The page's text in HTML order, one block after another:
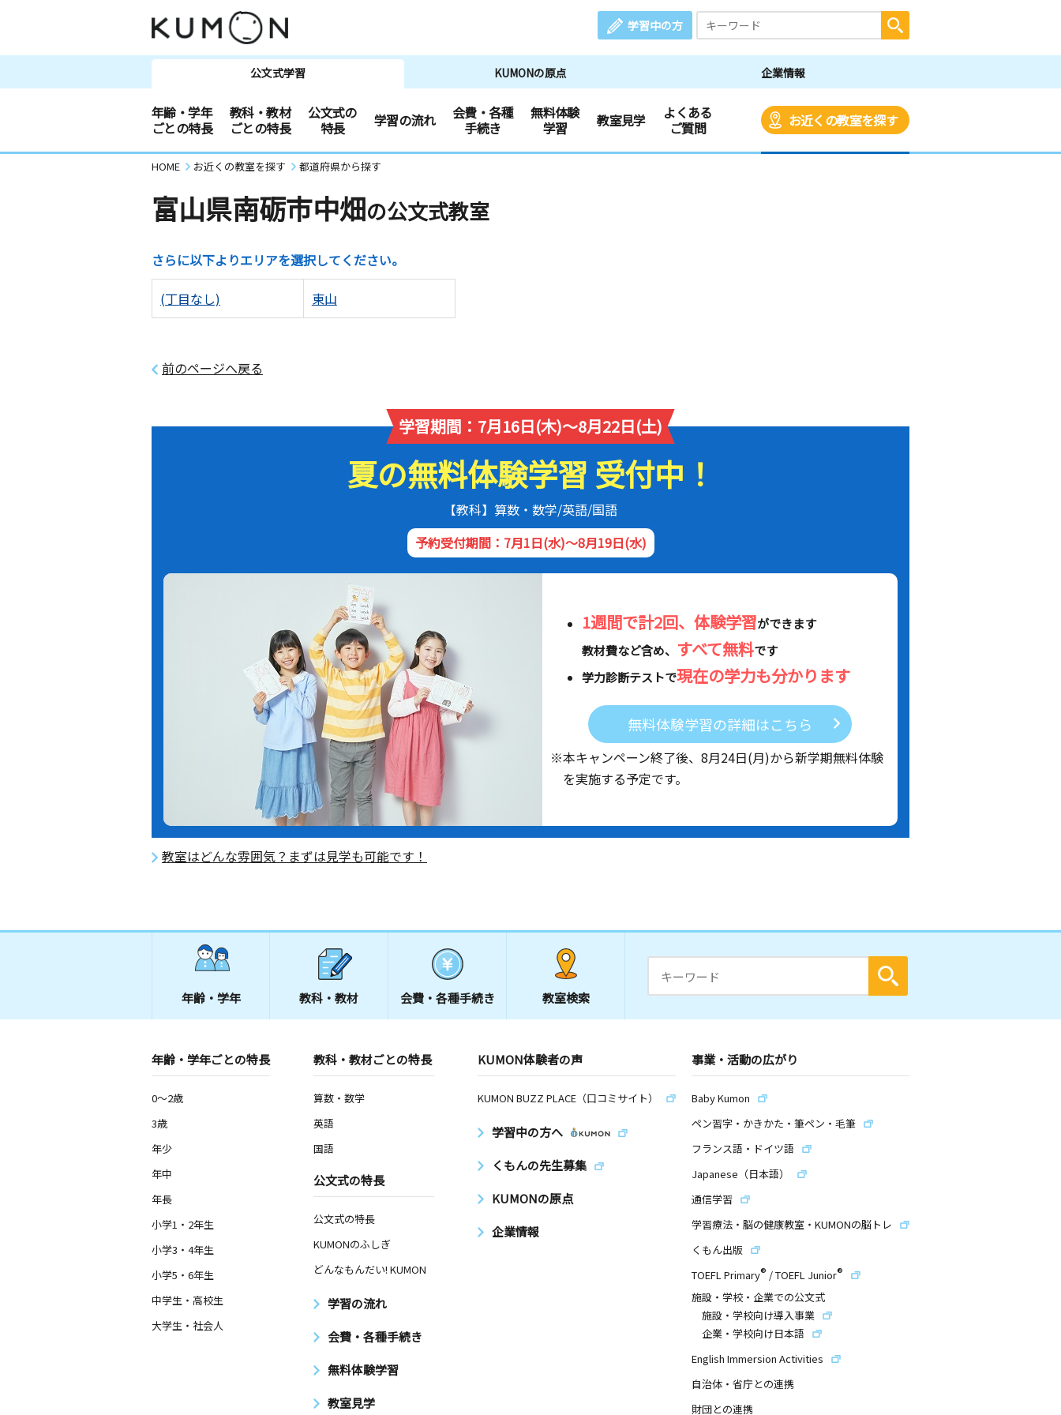
学習中の方
公文式学習 KUMONの原点 企業情報
年齢・学年
ごとの特長
教科・教材
ごとの特長
公文式の
特長
学習の流れ
会費・各種
手続き
無料体験
学習
教室見学
よくある
ご質問
お近くの教室を探す
HOME お近くの教室を探す 都道府県から探す
富山県南砺市中畑の公文式教室
さらに以下よりエリアを選択してください。
(丁目なし) 東山
前のページへ戻る
学習期間：7月16日(木)～8月22日(土)
夏の無料体験学習 受付中！
【教科】算数・数学/英語/国語
予約受付期間：7月1日(水)～8月19日(水)
1週間で計2回、体験学習ができます
教材費など含め、 すべて無料です
学力診断テストで現在の学力も分かります
無料体験学習の詳細はこちら
※本キャンペーン終了後、 8月24日(月)から新学期無料体験
を実施する予定です。
教室はどんな雰囲気？まずは見学も可能です！
年齢・学年 教科・教材 会費・ 各種手続き 教室検索
年齢・学年ごとの特長
0～2歳
3歳
年少
年中
年長
小学1・2年生
小学3・4年生
小学5・6年生
中学生・高校生
大学生・社会人
教科・教材ごとの特長
算数・数学
英語
国語
公文式の特長
公文式の特長
KUMONのふしぎ
どんなもんだい! KUMON
学習の流れ
会費・各種手続き
無料体験学習
教室見学
KUMON体験者の声
KUMON BUZZ PLACE（口コミサイト）
学習中の方へ
くもんの先生募集
KUMONの原点
企業情報
事業・活動の広がり
Baby Kumon
ペン習字・かきかた・筆ペン・毛筆
フランス語・ドイツ語
Japanese（日本語）
通信学習
学習療法・脳の健康教室・KUMONの脳トレ
くもん出版
TOEFL Primary® /TOEFL Junior®
施設・学校・企業での公文式
施設・学校向け導入事業
企業・学校向け日本語
English Immersion Activities
自治体・省庁との連携
財団との連携